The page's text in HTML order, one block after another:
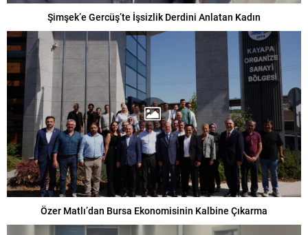
Şimşek’e Gercüş’te İşsizlik Derdini Anlatan Kadın
Özer Matlı’dan Bursa Ekonomisinin Kalbine Çıkarma